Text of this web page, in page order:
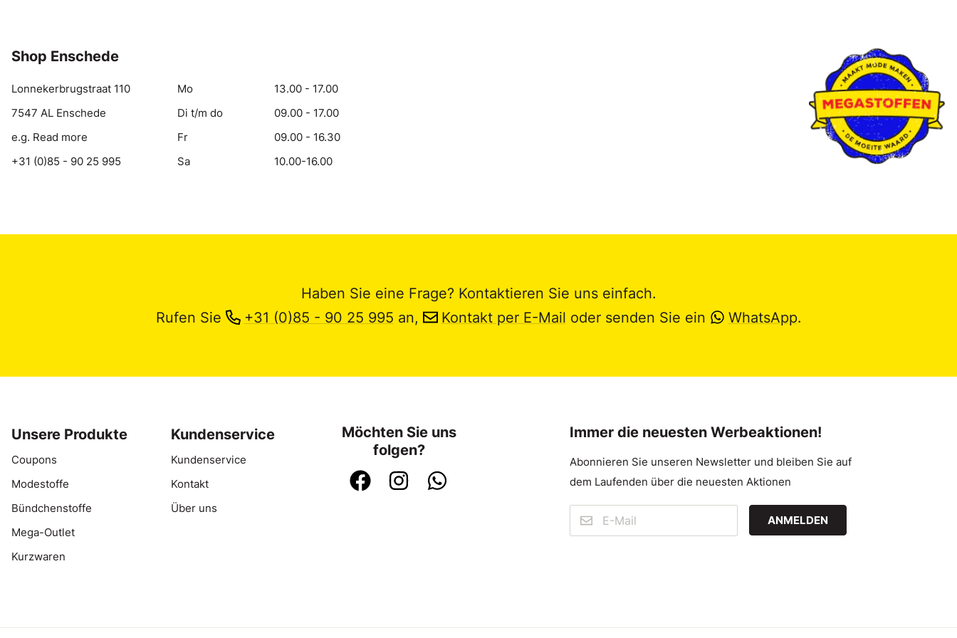
Shop Enschede
Lonnekerbrugstraat 110
7547 AL Enschede
e.g. Read more
+31 (0)85 - 90 25 995
Mo
13.00 - 17.00
Di t/m do
09.00 - 17.00
Fr
09.00 - 16.30
Sa
10.00-16.00
Haben Sie eine Frage? Kontaktieren Sie uns einfach.
Rufen Sie
+31 (0)85 - 90 25 995 an, Kontakt per E-Mail oder senden Sie ein WhatsApp.
Unsere Produkte
Coupons
Modestoffe
Bündchenstoffe
Mega-Outlet
Kurzwaren
Kundenservice
Kundenservice
Kontakt
Über uns
Möchten Sie uns
folgen?
Immer die neuesten Werbeaktionen!
Abonnieren Sie unseren Newsletter und bleiben Sie auf
dem Laufenden über die neuesten Aktionen
ANMELDEN